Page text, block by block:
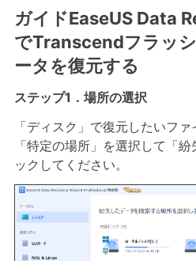
ガイドEaseUS Data
でTranscendフラッ
ータを復元する
ステップ1．場所の選択
「ディスク」で復元したいフ
「特定の場所」を選択して「
ックしてください。